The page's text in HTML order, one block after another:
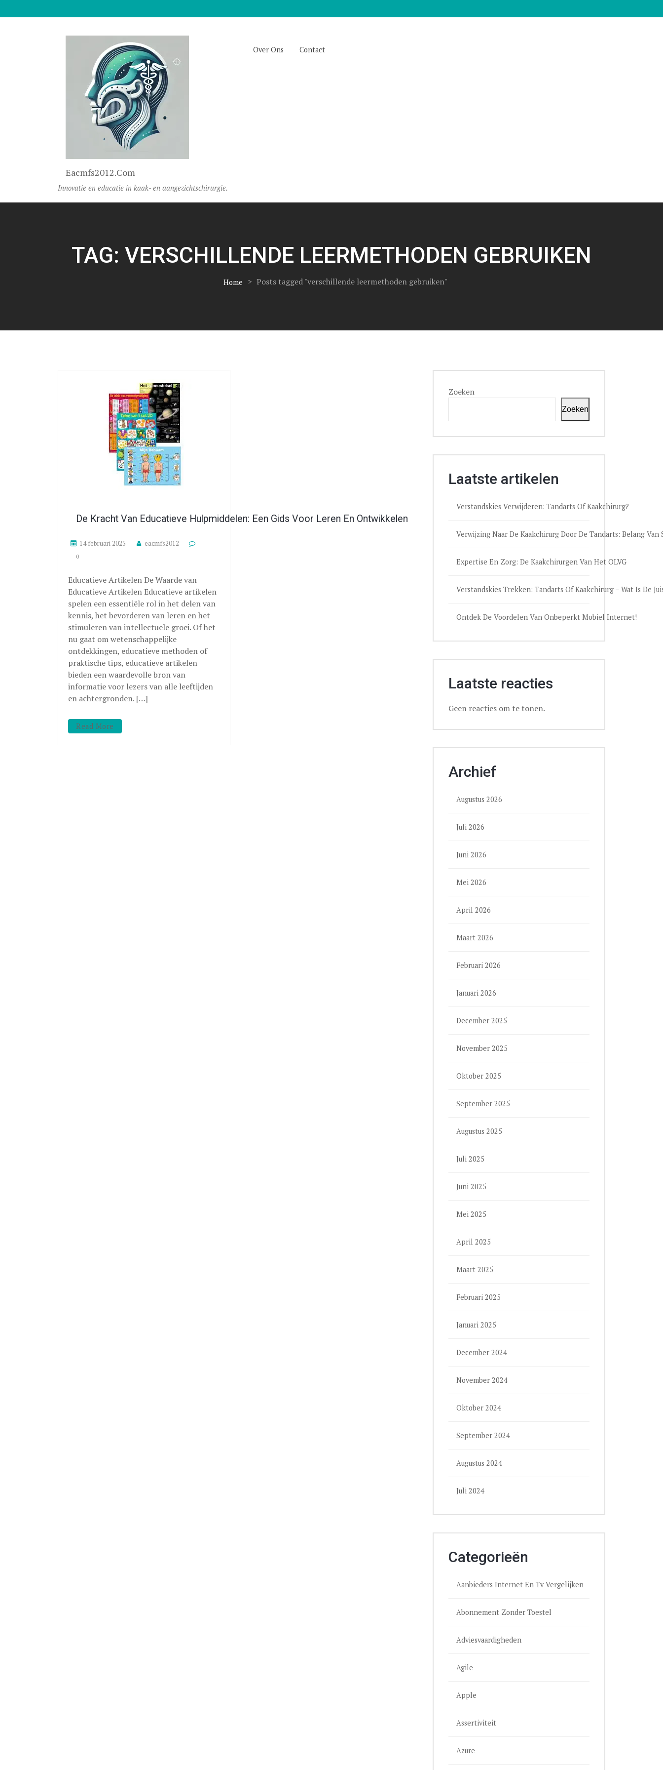
Eacmfs2012.com
Innovatie en educatie in kaak- en aangezichtschirurgie.
Over Ons Contact
TAG: VERSCHILLENDE LEERMETHODEN GEBRUIKEN
Home > Posts tagged "verschillende leermethoden gebruiken"
De Kracht Van Educatieve Hulpmiddelen: Een Gids Voor Leren En Ontwikkelen
14 februari 2025 eacmfs2012
0
Educatieve Artikelen De Waarde van
Educatieve Artikelen Educatieve artikelen
spelen een essentiële rol in het delen van
kennis, het bevorderen van leren en het
stimuleren van intellectuele groei. Of het
nu gaat om wetenschappelijke
ontdekkingen, educatieve methoden of
praktische tips, educatieve artikelen
bieden een waardevolle bron van
informatie voor lezers van alle leeftijden
en achtergronden. […]
Read More
Zoeken
Zoeken
Laatste artikelen
Verstandskies Verwijderen: Tandarts Of Kaakchirurg?
Verwijzing Naar De Kaakchirurg Door De Tandarts: Belang
Expertise En Zorg: De Kaakchirurgen Van Het OLVG
Verstandskies Trekken: Tandarts Of Kaakchirurg – Wat Is De
Ontdek De Voordelen Van Onbeperkt Mobiel Internet!
Laatste reacties
Geen reacties om te tonen.
Archief
Augustus 2026
Juli 2026
Juni 2026
Mei 2026
April 2026
Maart 2026
Februari 2026
Januari 2026
December 2025
November 2025
Oktober 2025
September 2025
Augustus 2025
Juli 2025
Juni 2025
Mei 2025
April 2025
Maart 2025
Februari 2025
Januari 2025
December 2024
November 2024
Oktober 2024
September 2024
Augustus 2024
Juli 2024
Categorieën
Aanbieders Internet En Tv Vergelijken
Abonnement Zonder Toestel
Adviesvaardigheden
Agile
Apple
Assertiviteit
Azure